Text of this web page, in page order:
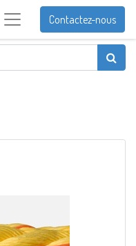
Contactez-nous